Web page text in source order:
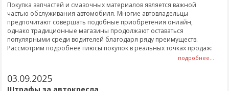
Покупка запчастей и смазочных материалов является важной
частью обслуживания автомобиля. Многие автовладельцы
предпочитают совершать подобные приобретения онлайн,
однако традиционные магазины продолжают оставаться
популярными среди водителей благодаря ряду преимуществ.
Рассмотрим подробнее плюсы покупок в реальных точках продаж:
подробнее...
03.09.2025